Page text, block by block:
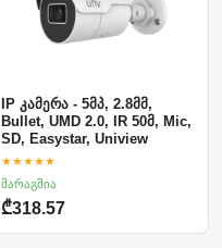
IP კამერა - 5მპ, 2.8მმ,
Bullet, UMD 2.0, IR 50მ, Mic,
SD, Easystar, Uniview
★★★★★
მარაგშია
₾318.57